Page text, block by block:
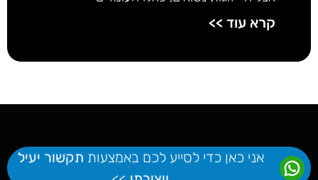
קרא עוד >>
אני כאן כדי לסייע לכם באמצעות תקשור יעיל